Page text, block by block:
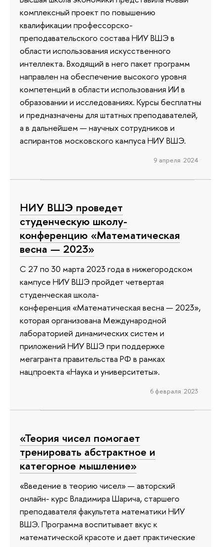
комплексный проект по повышению
квалификации профессорско-
преподавательского состава НИУ ВШЭ в
области использования искусственного
интеллекта. Входящий в него пакет программ
направлен на обеспечение высокого уровня
компетенций в области использования ИИ в
образовании и исследованиях. Курсы бесплатны
и предназначены для штатных преподавателей,
а в дальнейшем — научных сотрудников и
аспирантов московского кампуса НИУ ВШЭ.
9 апреля 2024
НИУ ВШЭ проведет
студенческую школу-
конференцию «Математическая
весна — 2023»
С 27 по 30 марта 2023 года в нижегородском
кампусе НИУ ВШЭ пройдет четвертая
студенческая школа-
конференция «Математическая весна — 2023»,
которая организована Международной
лабораторией динамических систем и
приложений НИУ ВШЭ при поддержке
мегагранта правительства РФ в рамках
нацпроекта «Наука и университеты».
6 февраля 2023
«Теория чисел помогает
тренировать абстрактное и
категорное мышление»
«Введение в теорию чисел» — авторский
онлайн- курс Владимира Шарича, старшего
преподавателя факультета математики НИУ
ВШЭ. Программа воспитывает вкус к
математической красоте и дает практические